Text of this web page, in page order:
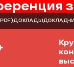
ДОКЛАДЫ